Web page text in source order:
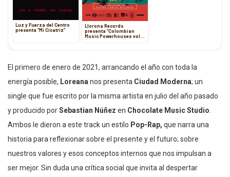
Luz y Fuerza del Centro
presenta “Mi Cicatriz”
Llorona Records
presenta “Colombian
Music Powerhouses vol.
El primero de enero de 2021, arrancando el año con toda la
energía posible, Loreana nos presenta Ciudad Moderna; un
single que fue escrito por la misma artista en julio del año pasado
y producido porSebastian Núñez en Chocolate Music Studio
Ambos le dieron a este track un estilo Pop-Rap, que narra una
historia para reflexionar sobre el presente y el futuro; sobre
nuestros valores y esos conceptos internos que nos impulsan a
ser mejor. Sin duda una crítica social que invita al despertar